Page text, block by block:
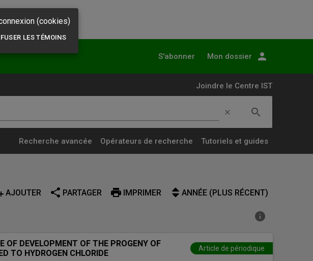
S'abonner Mon dossier person
Joindre le Centre IST
clear searchLancer
la
recherche
Recherche avancée Opérateurs de recherche Tutoriels et guides
AJOUTER share PARTAGER print IMPRIMER ANNÉE (PLUS RÉCENT)
info
OF DEVELOPMENT OF THE PROGENY OF
TO HYDROGEN CHLORIDE
Article de périodique
(cookies)
LES TÉMOINS